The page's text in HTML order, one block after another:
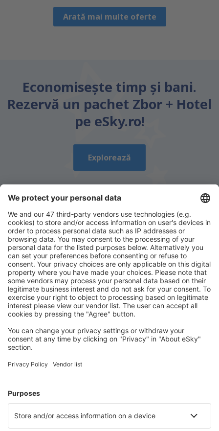
Arată mai multe oferte
Economiseşte timp și bani.
Rezervă un pachet Zbor + Hotel
pe eSky.ro!
Explorează
Descarcă aplicația noastrăși organizează-ţi
convenabil călătoriile
Planifică-ți călătoria
Bilete de avion
Zbor+Hotel